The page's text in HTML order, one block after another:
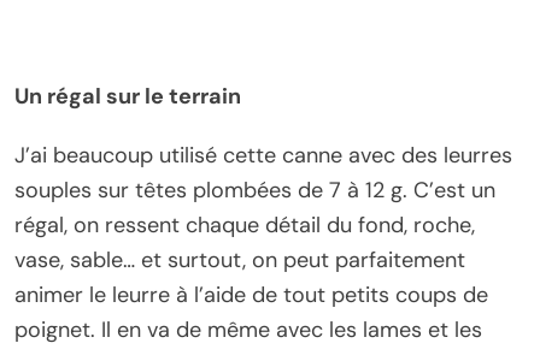
Un régal sur le terrain
J’ai beaucoup utilisé cette canne avec des leurres
souples sur têtes plombées de 7 à 12 g. C’est un
régal, on ressent chaque détail du fond, roche,
vase, sable… et surtout, on peut parfaitement
animer le leurre à l’aide de tout petits coups de
poignet. Il en va de même avec les lames et les